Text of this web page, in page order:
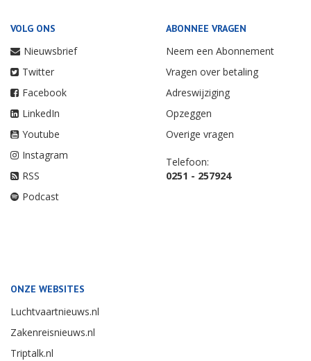
VOLG ONS
Nieuwsbrief
Twitter
Facebook
LinkedIn
Youtube
Instagram
RSS
Podcast
ABONNEE VRAGEN
Neem een Abonnement
Vragen over betaling
Adreswijziging
Opzeggen
Overige vragen
Telefoon:
0251 - 257924
ONZE WEBSITES
Luchtvaartnieuws.nl
Zakenreisnieuws.nl
Triptalk.nl